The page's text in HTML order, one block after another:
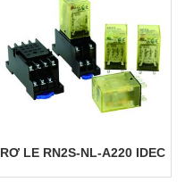
RƠ LE RN2S-NL-A220 IDEC